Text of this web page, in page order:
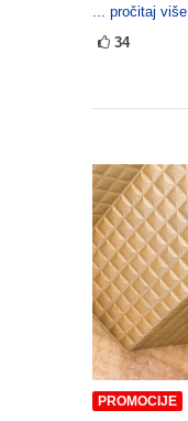
... pročitaj više
34
PROMOCIJE